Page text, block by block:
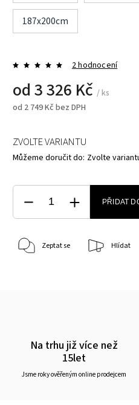
187x200cm
2 hodnocení
od 3 326 Kč / ks
od 2 749 Kč bez DPH
ZVOLTE VARIANTU
Můžeme doručit do: Zvolte
PŘIDAT
Zeptat se Hlídat
Na trhu již více než
15let
Jsme roky ověřeným online prodejcem